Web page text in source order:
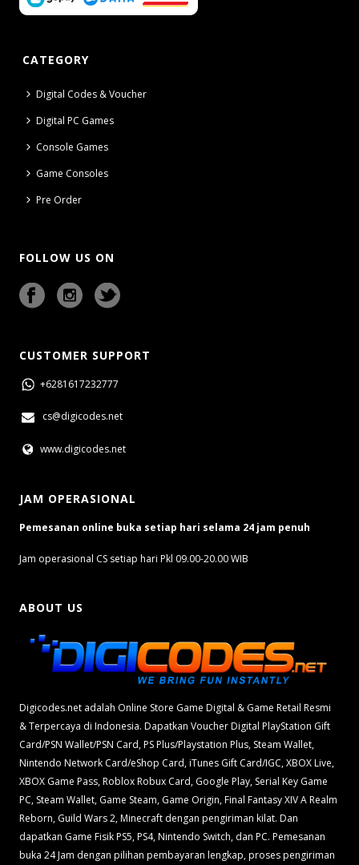
CATEGORY
Digital Codes & Voucher
Digital PC Games
Console Games
Game Consoles
Pre Order
FOLLOW US ON
CUSTOMER SUPPORT
+6281617232777
cs@digicodes.net
www.digicodes.net
JAM OPERASIONAL
Pemesanan online buka setiap hari selama 24 jam penuh
Jam operasional CS setiap hari Pkl 09.00-20.00 WIB
ABOUT US
Digicodes.net adalah Online Store Game Digital & Game Retail Resmi
& Terpercaya di Indonesia. Dapatkan Voucher Digital PlayStation Gift
Card/PSN Wallet/PSN Card, PS Plus/Playstation Plus, Steam Wallet,
Nintendo Network Card/eShop Card, iTunes Gift Card/IGC, XBOX Live,
XBOX Game Pass, Roblox Robux Card, Google Play, Serial Key Game
PC, Steam Wallet, Game Steam, Game Origin, Final Fantasy XIV A Realm
Reborn, Guild Wars 2, Minecraft dengan pengiriman kilat. Dan
dapatkan Game Fisik PS5, PS4, Nintendo Switch, dan PC. Pemesanan
buka 24 Jam dengan pilihan pembayaran lengkap, proses pengiriman